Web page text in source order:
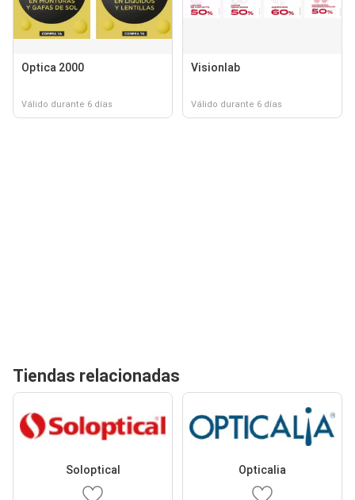
Optica 2000
Válido durante 6 días
Visionlab
Válido durante 6 días
Tiendas relacionadas
Soloptical Opticalia